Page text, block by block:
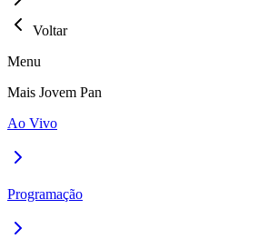
Voltar
Menu
Mais Jovem Pan
Ao Vivo
Programação